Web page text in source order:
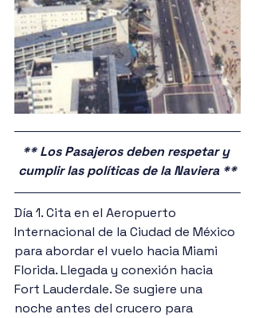
** Los Pasajeros deben respetar y
cumplir las políticas de la Naviera **
Día 1. Cita en el Aeropuerto
Internacional de la Ciudad de México
para abordar el vuelo hacia Miami
Florida. Llegada y conexión hacia
Fort Lauderdale. Se sugiere una
noche antes del crucero para